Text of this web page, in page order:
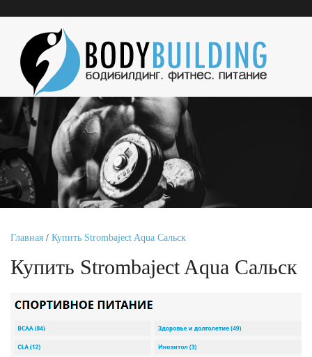
Главная / Купить Strombaject Aqua Сальск
Купить Strombaject Aqua Сальск